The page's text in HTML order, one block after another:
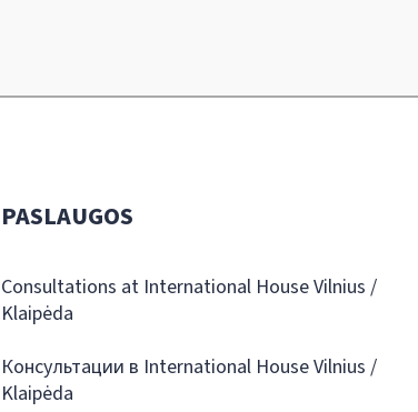
PASLAUGOS
Consultations at International House Vilnius /
Klaipėda
Консультации в International House Vilnius /
Klaipėda